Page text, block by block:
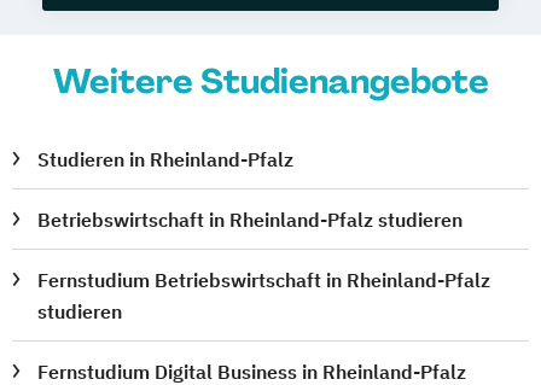
Weitere Studienangebote
Studieren in Rheinland-Pfalz
Betriebswirtschaft in Rheinland-Pfalz studieren
Fernstudium Betriebswirtschaft in Rheinland-Pfalz
studieren
Fernstudium Digital Business in Rheinland-Pfalz